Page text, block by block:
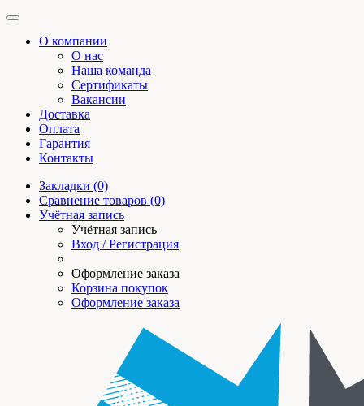
О компании
О нас
Наша команда
Сертификаты
Вакансии
Доставка
Оплата
Гарантия
Контакты
Закладки (0)
Сравнение товаров (0)
Учётная запись
Учётная запись
Вход / Регистрация
Оформление заказа
Корзина покупок
Оформление заказа